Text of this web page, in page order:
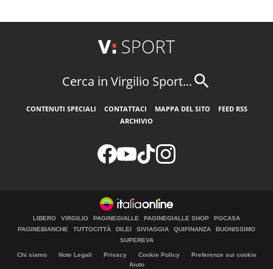
Cerca in Virgilio Sport...
CONTENUTI SPECIALI CONTATTACI MAPPA DEL SITO
FEED RSS
ARCHIVIO
LIBERO VIRGILIO PAGINEGIALLE PAGINEGIALLE SHOP
PGCASA
PAGINEBIANCHE
TUTTOCITTÀ DILEI SIVIAGGIA QUIFINANZA
BUONISSIMO
SUPEREVA
Chi siamo Note Legali Privacy Cookie Policy
Preferenze sui cookie
Aiuto